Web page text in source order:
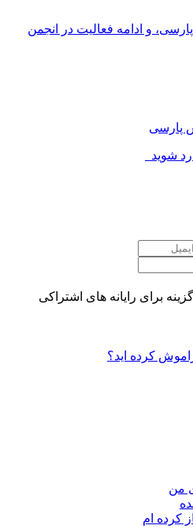
و ادامه فعالیت در انجمن
شوید
گزینه برای رایانه های اشتراکی
کرده اید؟
من
کرده ام